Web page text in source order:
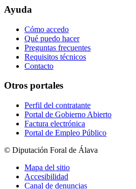
Ayuda
Cómo accedo
Qué puedo hacer
Preguntas frecuentes
Requisitos técnicos
Contacto
Otros portales
Perfil del contratante
Portal de Gobierno Abierto
Factura electrónica
Portal de Empleo Público
© Diputación Foral de Álava
Mapa del sitio
Accesibilidad
Canal de denuncias